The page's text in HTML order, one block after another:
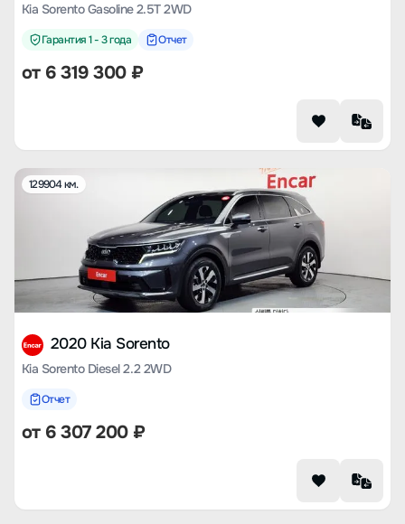
Kia Sorento Gasoline 2.5T 2WD
Гарантия 1 - 3 года Отчет
от 6 319 300₽
129904 км.
2020 Kia Sorento
Kia Sorento Diesel 2.2 2WD
Отчет
от 6 307 200₽